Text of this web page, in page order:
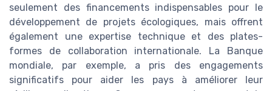
seulement des financements indispensables pour le
développement de projets écologiques, mais offrent
également une expertise technique et des plates-
formes de collaboration internationale. La Banque
mondiale, par exemple, a pris des engagements
significatifs pour aider les pays à améliorer leur